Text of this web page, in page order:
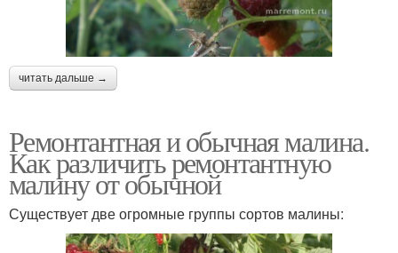
читать дальше →
Ремонтантная и обычная малина.
Как различить ремонтантную
малину от обычной
Существует две огромные группы сортов малины: